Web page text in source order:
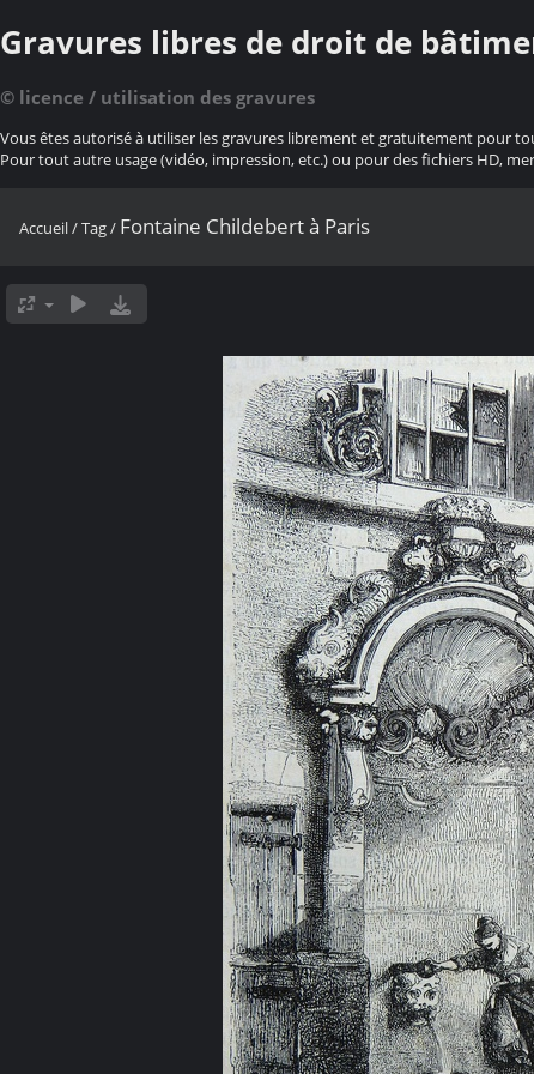
Gravures libres de droit de
© licence / utilisation des gravures
Vous êtes autorisé à utiliser les gravures librement et gratuitement pour
Pour tout autre usage (vidéo, impression, etc.) ou pour des fichiers HD,
Accueil/Tag/ Fontaine Childebert à Paris